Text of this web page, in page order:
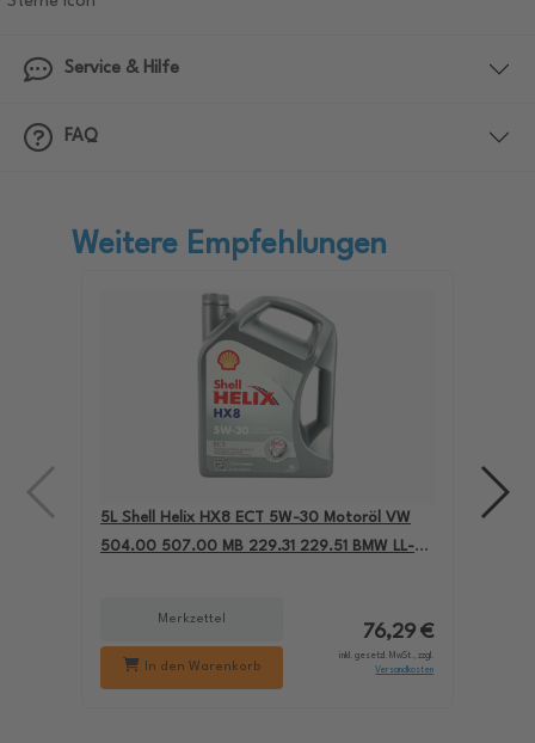
Service & Hilfe
FAQ
Weitere Empfehlungen
5L Shell Helix HX8 ECT 5W-30 Motoröl VW
504.00 507.00 MB 229.31 229.51 BMW LL-04
Merkzettel
In den Warenkorb
76,29 €
inkl. gesetzl. MwSt., zzgl.
Versandkosten